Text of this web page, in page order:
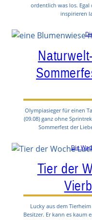
ordentlich was los.
inspirieren
Olympiasieger für einen
(09.08) ganz ohne
Sommerfest der
Die
Tier der
Lucky aus dem
Besitzer. Er kann es kaum